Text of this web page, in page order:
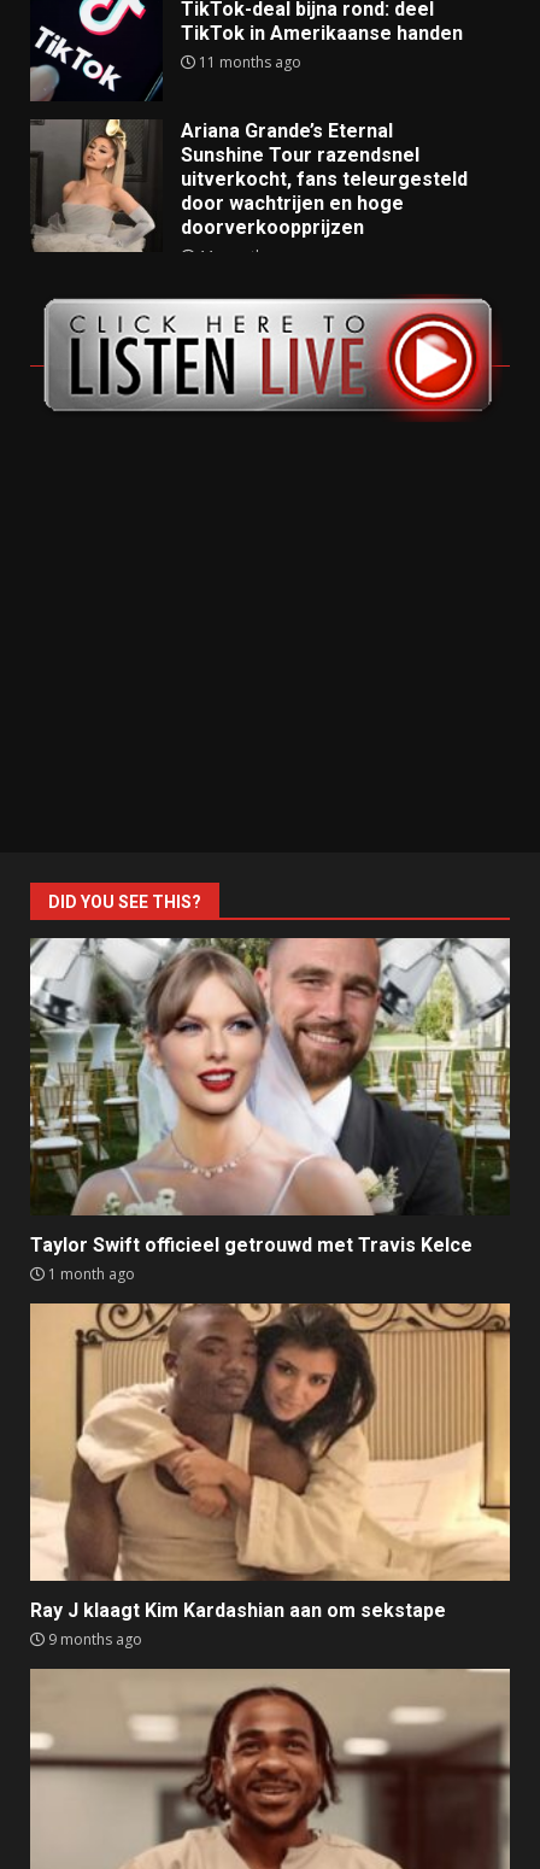
TikTok-deal bijna rond: deel
TikTok in Amerikaanse handen
11 months ago
Ariana Grande’s Eternal
Sunshine Tour razendsnel
uitverkocht, fans teleurgesteld
door wachtrijen en hoge
doorverkoopprijzen
11 months ago
DID YOU SEE THIS?
Taylor Swift officieel getrouwd met Travis Kelce
1 month ago
Ray J klaagt Kim Kardashian aan om sekstape
9 months ago